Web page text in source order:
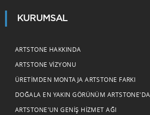
KURUMSAL
ARTSTONE HAKKINDA
ARTSTONE VIZYONU
ÜRETIMDEN MONTAJA ARTSTONE FARKI
DOĞALA EN YAKIN GÖRÜNÜM ARTSTONE'DA
ARTSTONE'UN GENIŞ HIZMET AĞI